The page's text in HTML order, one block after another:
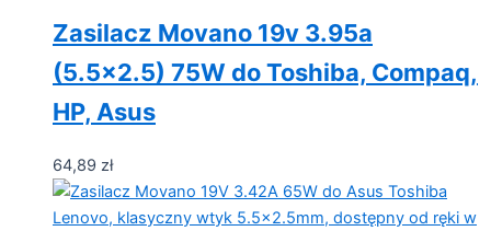
Zasilacz Movano 19v 3.95a
(5.5×2.5) 75W do Toshiba, Compaq,
HP, Asus
64,89 zł